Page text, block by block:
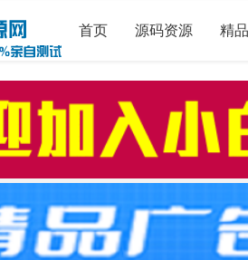
首页 源码资源 精